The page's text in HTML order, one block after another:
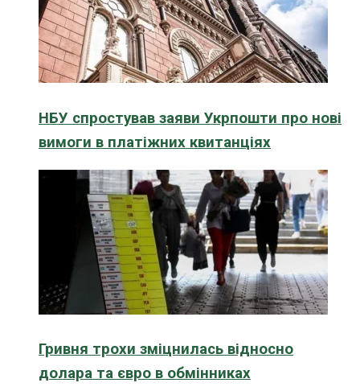
НБУ спростував заяви Укрпошти про нові
вимоги в платіжних квитанціях
Гривня трохи зміцнилась відносно
долара та євро в обмінниках